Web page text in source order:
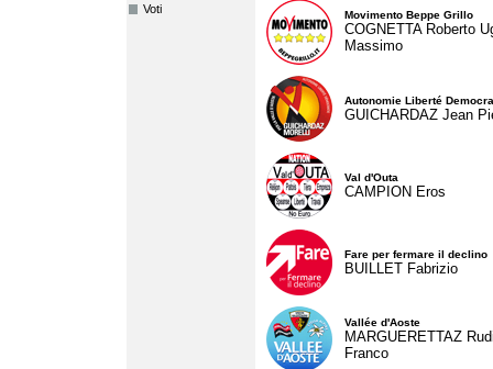
Voti
Movimento Beppe Grillo
COGNETTA Roberto
Massimo
Autonomie Liberté
GUICHARDAZ Jean
Val d'Outa
CAMPION Eros
Fare per fermare il declino
BUILLET Fabrizio
Vallée d'Aoste
MARGUERETTAZ
Franco